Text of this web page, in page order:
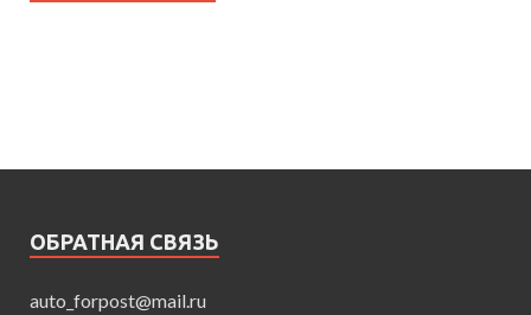
ОБРАТНАЯ СВЯЗЬ
auto_forpost@mail.ru